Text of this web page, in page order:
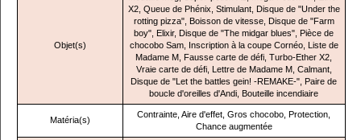
Objet(s)
X2, Queue de Phénix, Stimulant, Disque de "Under the
rotting pizza", Boisson de vitesse, Disque de "Farm
boy", Elixir, Disque de "The midgar blues", Pièce de
chocobo Sam, Inscription à la coupe Cornéo, Liste de
Madame M, Fausse carte de défi, Turbo-Ether X2,
Vraie carte de défi, Lettre de Madame M, Calmant,
Disque de "Let the battles gein! -REMAKE-", Paire de
boucle d'oreilles d'Andi, Bouteille incendiaire
Matéria(s)
Contrainte, Aire d'effet, Gros chocobo, Protection,
Chance augmentée